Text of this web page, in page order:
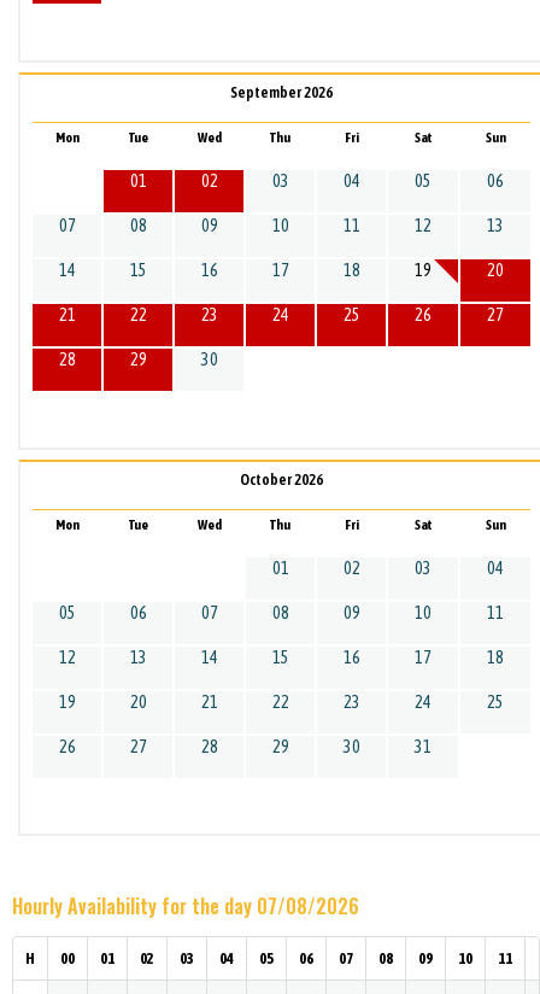
September 2026
Mon Tue Wed Thu Fri Sat Sun
01 02 03 04 05 06
07 08 09 10 11 12 13
14 15 16 17 18 19 20
21 22 23 24 25 26 27
28 29 30
October 2026
Mon Tue Wed Thu Fri Sat Sun
01 02 03 04
05 06 07 08 09 10 11
12 13 14 15 16 17 18
19 20 21 22 23 24 25
26 27 28 29 30 31
Hourly Availability for the day 07/08/2026
H 00 01 02 03 04 05 06 07 08 09 10 11